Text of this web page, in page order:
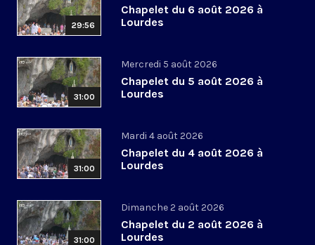
29:56
Chapelet du 6 août 2026 à
Lourdes
31:00
Mercredi 5 août 2026
Chapelet du 5 août 2026 à
Lourdes
31:00
Mardi 4 août 2026
Chapelet du 4 août 2026 à
Lourdes
31:00
Dimanche 2 août 2026
Chapelet du 2 août 2026 à
Lourdes